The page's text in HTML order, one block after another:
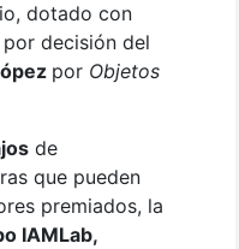
dotado con
decisión del
por Objetos
de
que pueden
premiados, la
IAMLab,